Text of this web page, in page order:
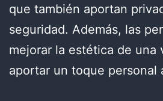
que también aportan
seguridad. Además, las
mejorar la estética de una
aportar un toque personal